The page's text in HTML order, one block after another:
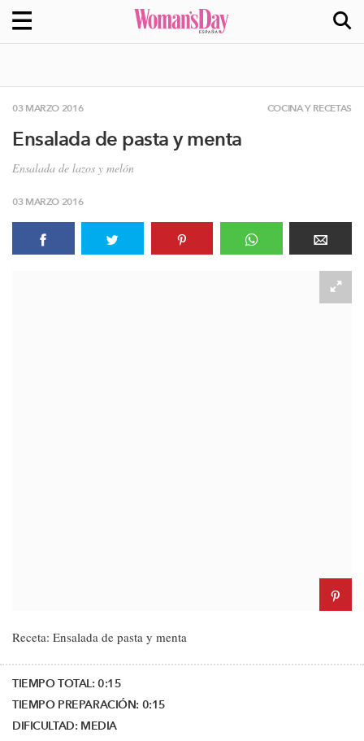
03 MARZO 2016 COCINA Y RECETAS
Ensalada de pasta y menta
Ensalada de lazos y melón
03 MARZO 2016
Receta: Ensalada de pasta y menta
TIEMPO TOTAL:0:15
TIEMPO PREPARACIÓN: 0:15
DIFICULTAD: MEDIA